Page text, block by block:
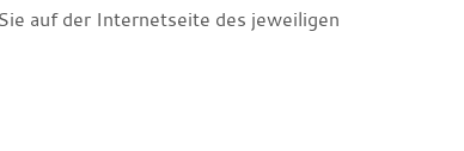
auf der Internetseite des jeweiligen